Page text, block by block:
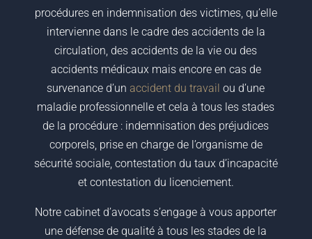
procédures en indemnisation des victimes, qu’elle
intervienne dans le cadre des accidents de la
circulation, des accidents de la vie ou des
accidents médicaux mais encore en cas de
survenance d’unaccident du travail ou d’une
maladie professionnelle et cela à tous les stades
de la procédure : indemnisation des préjudices
corporels, prise en charge de l’organisme de
sécurité sociale, contestation du taux d’incapacité
et contestation du licenciement.
Notre cabinet d’avocats s’engage à vous apporter
une défense de qualité à tous les stades de la